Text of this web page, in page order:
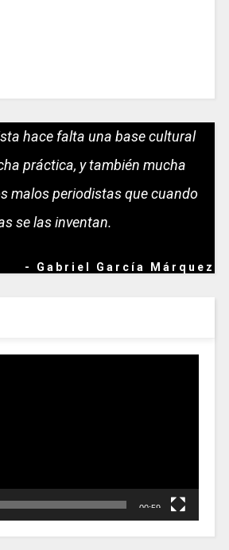
hace falta una base cultural
práctica, y también mucha
malos periodistas que cuando
se las inventan.
- Gabriel García Márquez
00:59